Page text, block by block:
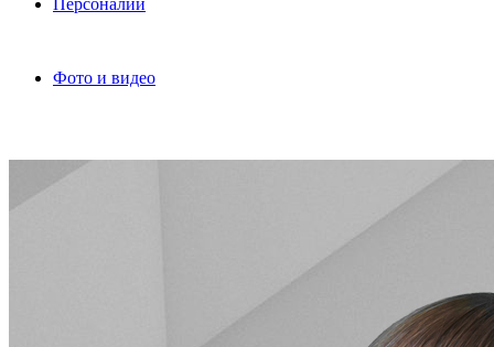
Персоналии
Фото и видео